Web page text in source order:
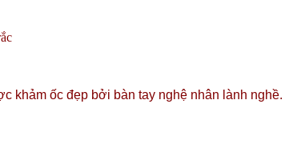
khảm ốc đẹp bởi bàn tay nghệ nhân lành nghề.